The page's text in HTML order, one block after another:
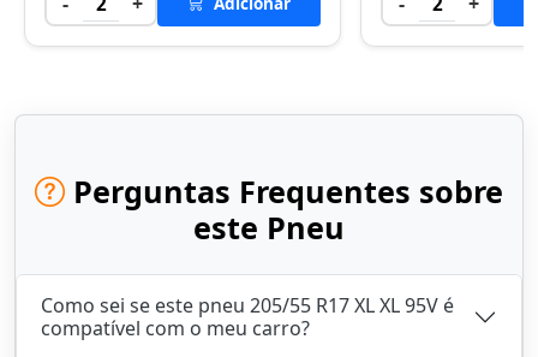
Perguntas Frequentes sobre
este Pneu
Como sei se este pneu 205/55 R17 XL XL 95V é
compatível com o meu carro?